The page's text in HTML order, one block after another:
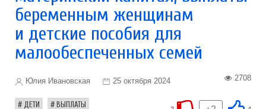
беременным женщинам
и детские пособия для
малообеспеченных семей
Юлия Ивановская 25 октября 2024 2708
ДЕТИ ВЫПЛАТЫ